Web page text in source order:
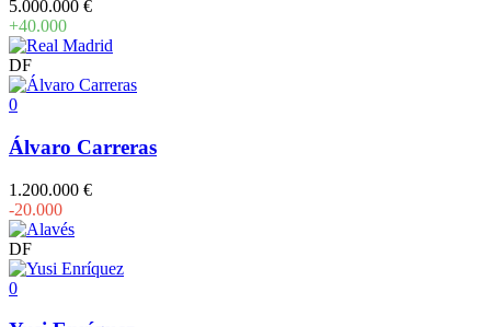
5.000.000 €
+40.000
DF
0
Álvaro Carreras
1.200.000 €
-20.000
DF
0